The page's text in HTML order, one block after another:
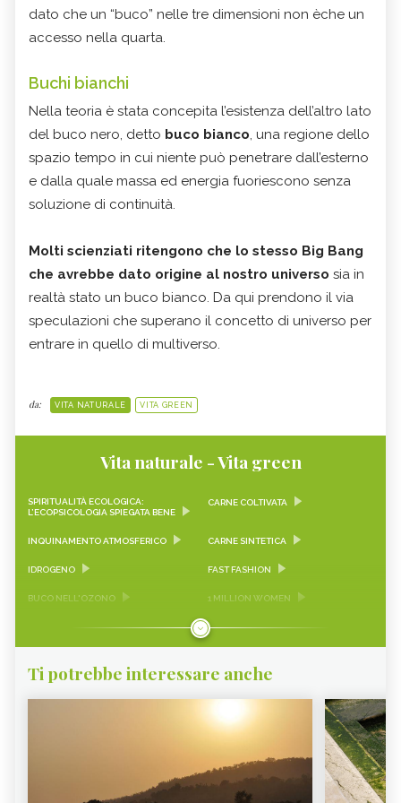
dato che un “buco” nelle tre dimensioni non èche un
accesso nella quarta.
Buchi bianchi
Nella teoria è stata concepita l’esistenza dell’altro lato
del buco nero, detto buco bianco, una regione dello
spazio tempo in cui niente può penetrare dall’esterno
e dalla quale massa ed energia fuoriescono senza
soluzione di continuità.
Molti scienziati ritengono che lo stesso Big Bang
che avrebbe dato origine al nostro universo sia in
realtà stato un buco bianco. Da qui prendono il via
speculazioni che superano il concetto di universo per
entrare in quello di multiverso.
da: VITA NATURALE VITA GREEN
Vita naturale - Vita green
SPIRITUALITÀ ECOLOGICA:
L’ECOPSICOLOGIA SPIEGATA BENE
CARNE COLTIVATA
INQUINAMENTO ATMOSFERICO CARNE SINTETICA
IDROGENO FAST FASHION
BUCO NELL'OZONO 1 MILLION WOMEN
NAOMI KLEIN RISCALDAMENTO GLOBALE
TERRA DEI FUOCHI
MOSE
ACQUACOLTURA
Ti potrebbe interessare anche